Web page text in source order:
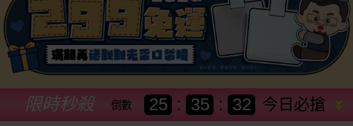
今日必搶
限時秒殺 倒數 25 : 35 : 29